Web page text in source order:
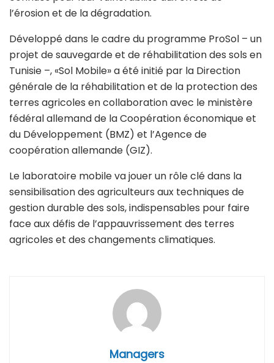
l’érosion et de la dégradation.
Développé dans le cadre du programme ProSol – un
projet de sauvegarde et de réhabilitation des sols en
Tunisie –, «Sol Mobile» a été initié par la Direction
générale de la réhabilitation et de la protection des
terres agricoles en collaboration avec le ministère
fédéral allemand de la Coopération économique et
du Développement (BMZ) et l’Agence de
coopération allemande (GIZ).
Le laboratoire mobile va jouer un rôle clé dans la
sensibilisation des agriculteurs aux techniques de
gestion durable des sols, indispensables pour faire
face aux défis de l’appauvrissement des terres
agricoles et des changements climatiques.
Managers